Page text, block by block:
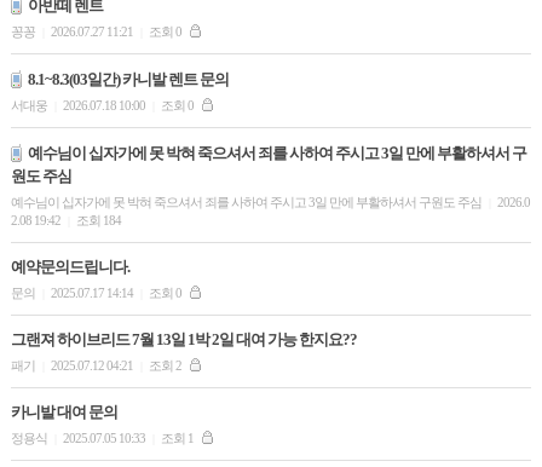
아반떼 렌트
꽁꽁 2026.07.27 11:21 조회 0
8.1~8.3(03일간) 카니발 렌트 문의
서대웅 2026.07.18 10:00 조회 0
예수님이 십자가에 못 박혀 죽으셔서 죄를 사하여 주시고 3일 만에 부활하셔서 구
원도 주심
예수님이 십자가에 못 박혀 죽으셔서 죄를 사하여 주시고 3일 만에 부활하셔서 구원도 주심
2026.0
2.08 19:42
조회 184
예약문의드립니다.
문의 2025.07.17 14:14 조회 0
그랜져 하이브리드 7월 13일 1박 2일 대여 가능 한지요??
패기 2025.07.12 04:21 조회 2
카니발 대여 문의
정용식 2025.07.05 10:33 조회 1